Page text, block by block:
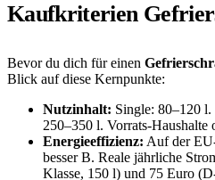
Kaufkriterien
Bevor du dich für einen
Blick auf diese Kernpunkte:
Nutzinhalt: Single: 80–120 l.
250–350 l. Vorrats-Haushalte
Energieeffizienz: Auf der
besser B. Reale jährliche
Klasse, 150 l) und 75 Euro